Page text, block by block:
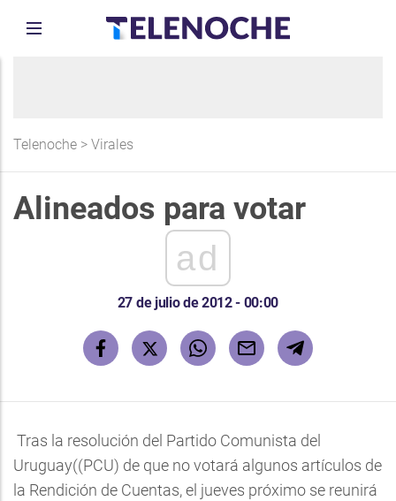
Telenoche > Virales
Alineados para votar
ad
27 de julio de 2012 - 00:00
Tras la resolución del Partido Comunista del
Uruguay((PCU) de que no votará algunos artículos de
la Rendición de Cuentas, el jueves próximo se reunirá